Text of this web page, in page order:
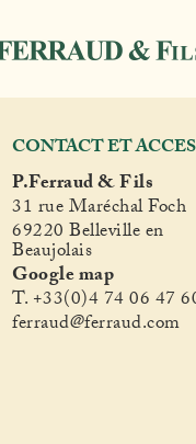
CONTACT ET ACCES
P.Ferraud & Fils
31 rue Maréchal Foch
69220 Belleville en
Beaujolais
Google map
T. +33(0)4 74 06 47
ferraud@ferraud.com